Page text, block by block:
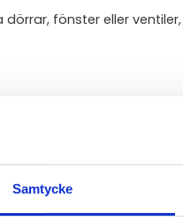
Samtycke
fönster eller
eller zonen för att
flera givare för att
blockeras runt